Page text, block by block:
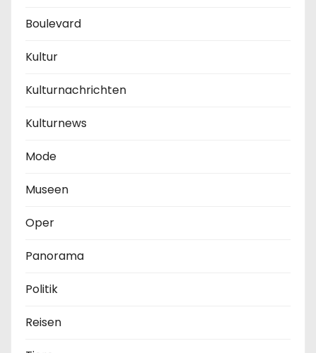
Boulevard
Kultur
Kulturnachrichten
Kulturnews
Mode
Museen
Oper
Panorama
Politik
Reisen